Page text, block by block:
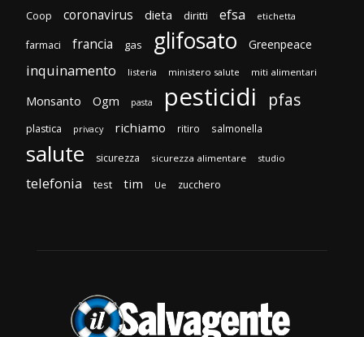
Coop coronavirus dieta diritti efsa etichetta
farmaci francia gas glifosato Greenpeace
inquinamento listeria ministero salute miti alimentari
Monsanto Ogm pasta pesticidi pfas
plastica privacy richiamo ritiro salmonella
salute sicurezza sicurezza alimentare studio
telefonia test tim Ue zucchero